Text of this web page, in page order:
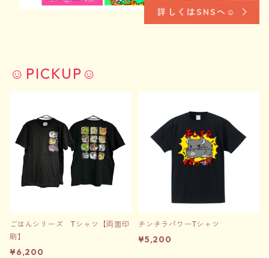
詳しくはSNSへ☺︎
☺︎PICKUP☺︎
ごはんシリーズ Tシャツ【両面印
刷】
¥6,200
チンチラパワーTシャツ
¥5,200